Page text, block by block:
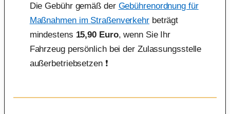
Die Gebühr gemäß der Gebührenordnung für
Maßnahmen im Straßenverkehrbeträgt
mindestens 15,90 Euro, wenn Sie Ihr
Fahrzeug persönlich bei der Zulassungsstelle
außerbetriebsetzen ❗